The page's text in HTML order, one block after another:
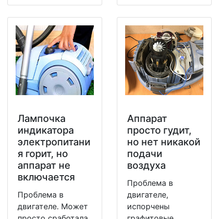
Лампочка
индикатора
электропитани
я горит, но
аппарат не
включается
Проблема в
двигателе. Может
Аппарат
просто гудит,
но нет никакой
подачи
воздуха
Проблема в
двигателе,
испорчены